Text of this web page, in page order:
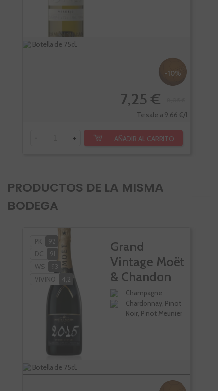
Botella de 75cl.
-10%
7,25 €
Te sale a 9,66 €/l
- + AÑADIR AL CARRITO
PRODUCTOS DE LA MISMA
BODEGA
PK
92
DC
91
WS
93
VIVINO
4,2
Grand
Vintage Moët
& Chandon
Champagne
Chardonnay, Pinot
Noir, Pinot Meunier
Botella de 75cl.